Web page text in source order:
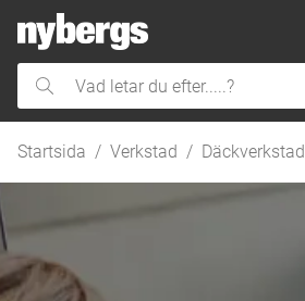
huvudinnehållet
Vad
letar
du
Startsida Verkstad Däckverkstad